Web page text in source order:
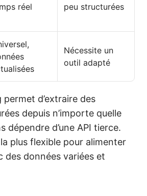
réel
peu structurées
Nécessite un
outil adapté
d’extraire des
depuis n’importe quelle
dépendre d’une API tierce.
la plus flexible pour alimenter
des données variées et